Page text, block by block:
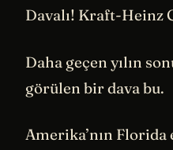
Davalı! Kraft-Heinz
Daha geçen yılın
görülen bir dava bu.
Amerika’nın Florida